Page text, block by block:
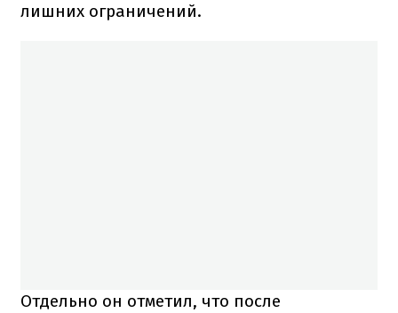
лишних ограничений.
Отдельно он отметил, что после